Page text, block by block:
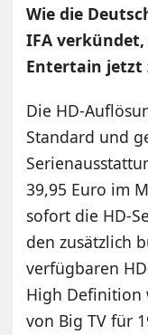
Wie die
IFA
Entertain jetzt
Die HD-
Standard und
39,95 Euro im
sofort die HD-
den zusätzlich
verfügbaren
High Definition
von Big TV für